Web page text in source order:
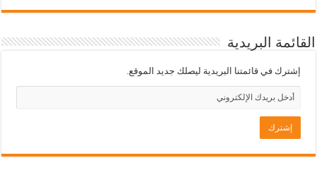
القائمة البريدية
إشترك في قائمتنا البريدية ليصلك جديد الموقع.